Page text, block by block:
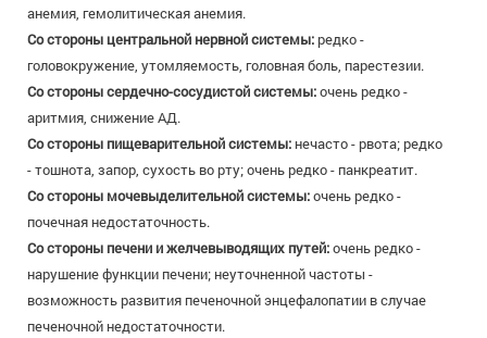
анемия, гемолитическая анемия.
Со стороны центральной нервной системы: редко -
головокружение, утомляемость, головная боль, парестезии.
Со стороны сердечно-сосудистой системы:очень редко -
аритмия, снижение АД.
Со стороны пищеварительной системы: нечасто - рвота; редко
- тошнота, запор, сухость во рту; очень редко - панкреатит.
Со стороны мочевыделительной системы:очень редко -
почечная недостаточность.
Со стороны печени и желчевыводящих путей:очень редко -
нарушение функции печени; неуточненной частоты -
возможность развития печеночной энцефалопатии в случае
печеночной недостаточности.